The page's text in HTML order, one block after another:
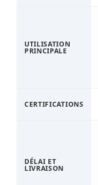
UTILISATION
PRINCIPALE
CERTIFICATIONS
DÉLAI ET
LIVRAISON